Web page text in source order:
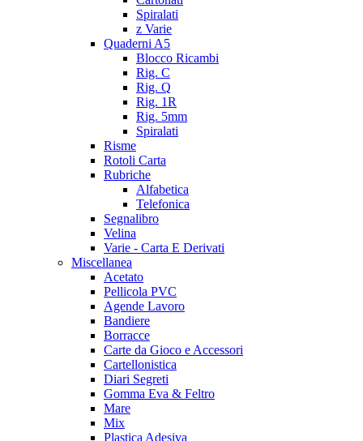
Spiralati
z Varie
Quaderni A5
Blocco Ricambi
Rig. C
Rig. Q
Rig. 1R
Rig. 5mm
Spiralati
Risme
Rotoli Carta
Rubriche
Alfabetica
Telefonica
Segnalibro
Velina
Varie - Carta E Derivati
Miscellanea
Acetato
Pellicola PVC
Agende Lavoro
Bandiere
Borracce
Carte da Gioco e Accessori
Cartellonistica
Diari Segreti
Gomma Eva & Feltro
Mare
Mix
Plastica Adesiva